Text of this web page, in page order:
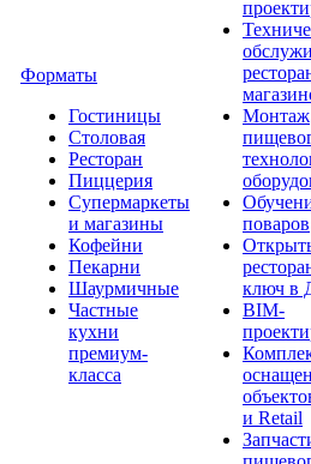
Форматы
Гостиницы
Столовая
Ресторан
Пиццерия
Супермаркеты
и магазины
Кофейни
Пекарни
Шаурмичные
Частные
кухни
премиум-
класса
Монтаж
поваров
ключ в
BIM-
и Retail